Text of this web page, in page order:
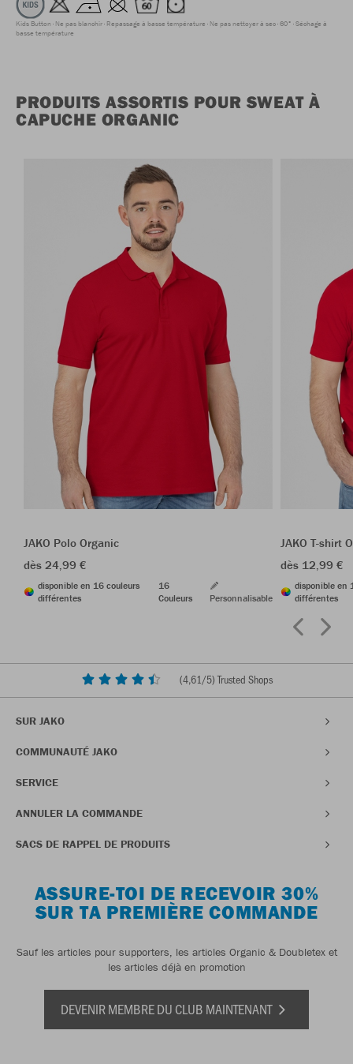
Kids Button Ne pas blanchir Repassage à basse température Ne pas nettoyer à sec 60° Séchage à
basse température
PRODUITS ASSORTIS POUR SWEAT À
CAPUCHE ORGANIC
JAKO Polo Organic
dès 24,99 €
disponible en 16 couleurs
différentes
16
Couleurs
Personnalisable
JAKO T-shirt
dès 12,99 €
disponible en
différentes
(4,61/5) Trusted Shops
SUR JAKO
COMMUNAUTÉ JAKO
SERVICE
ANNULER LA COMMANDE
SACS DE RAPPEL DE PRODUITS
ASSURE-TOI DE RECEVOIR 30%
SUR TA PREMIÈRE COMMANDE
Sauf les articles pour supporters, les articles Organic & Doubletex et
les articles déjà en promotion
DEVENIR MEMBRE DU CLUB MAINTENANT